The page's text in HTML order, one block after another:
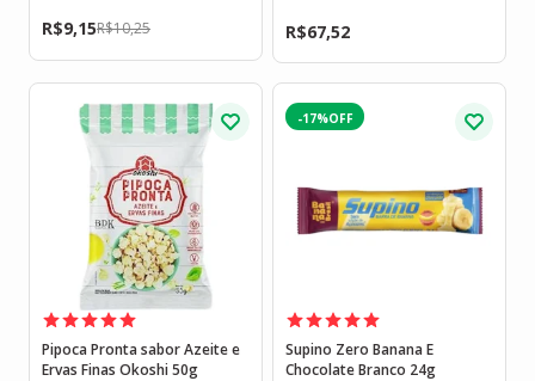
R$10,25
R$9,15 R$67,52
Pipoca Pronta sabor Azeite e
Ervas Finas Okoshi 50g
-17%
Supino Zero Banana E
Chocolate Branco 24g